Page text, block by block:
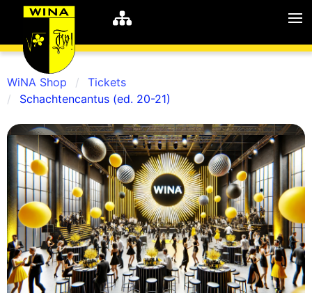
WiNA MyWiNA
Career
Shop
Studie
Home
Schachten
WiNA Shop
Tickets
Schachtencantus (ed. 20-21)